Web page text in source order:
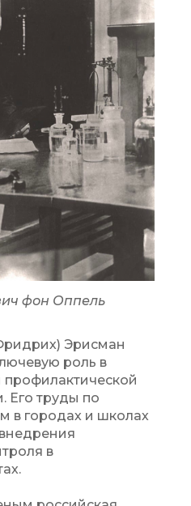
фон Оппель
Эрисман
роль в
профилактической
Его труды по
в городах и школах
в